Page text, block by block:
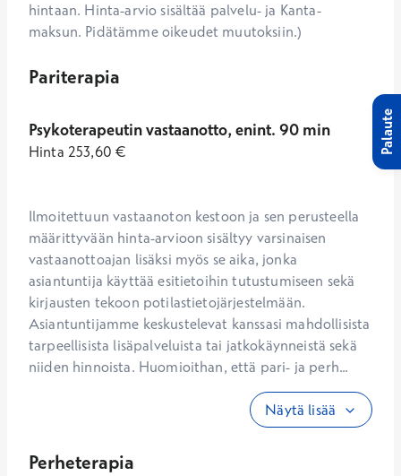
hintaan. Hinta-arvio sisältää palvelu- ja Kanta-
maksun. Pidätämme oikeudet muutoksiin.)
Pariterapia
Psykoterapeutin vastaanotto, enint. 90 min
Hinta 253,60 €
Ilmoitettuun vastaanoton kestoon ja sen perusteella
määrittyvään hinta-arvioon sisältyy varsinaisen
vastaanottoajan lisäksi myös se aika, jonka
asiantuntija käyttää esitietoihin tutustumiseen sekä
kirjausten tekoon potilastietojärjestelmään.
Asiantuntijamme keskustelevat kanssasi mahdollisista
tarpeellisista lisäpalveluista tai jatkokäynneistä sekä
niiden hinnoista. Huomioithan, että pari- ja perh...
Näytä lisää
Perheterapia
Palaute